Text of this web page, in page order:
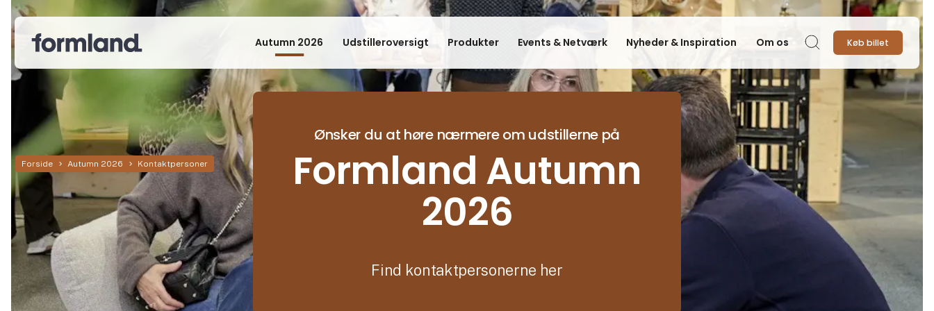
Autumn 2026 Udstilleroversigt Produkter Events & Netværk Nyheder & Inspiration Om os Søg Køb billet
Forside Autumn 2026 Kontaktpersoner
Ønsker du at høre nærmere om udstillerne på
Formland Autumn
2026
Find kontaktpersonerne her